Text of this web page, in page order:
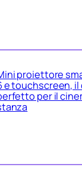
proiettore
e touchscreen,
per il